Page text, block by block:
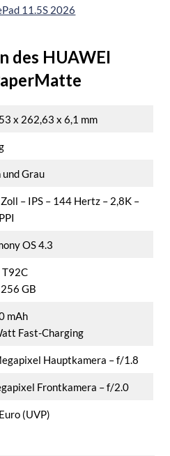
11.5S 2026
des HUAWEI
x 262,63 x 6,1 mm
und Grau
– IPS – 144 Hertz – 2,8K –
OS 4.3
GB
mAh
Fast-Charging
Hauptkamera – f/1.8
Frontkamera – f/2.0
(UVP)